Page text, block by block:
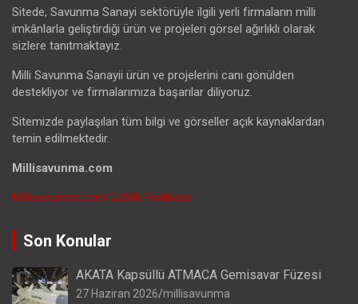
Sitede, Savunma Sanayi sektörüyle ilgili yerli firmaların milli
imkânlarla geliştirdiği ürün ve projeleri görsel ağırlıklı olarak
sizlere tanıtmaktayız.
Milli Savunma Sanayii ürün ve projelerini canı gönülden
destekliyor ve firmalarımıza başarılar diliyoruz.
Sitemizde paylaşılan tüm bilgi ve görseller açık kaynaklardan
temin edilmektedir.
Millisavunma.com
Millisavunma.com Gizlilik Politikası
Son Konular
AKATA Kapsüllü ATMACA Gemisavar Füzesi
27 Haziran 2026 millisavunma